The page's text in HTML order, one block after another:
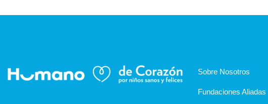
Sobre Nosotros
Fundaciones Aliadas